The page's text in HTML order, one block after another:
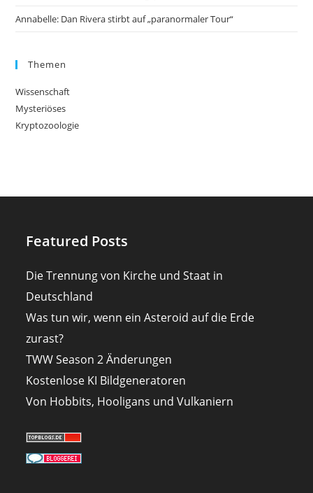
Annabelle: Dan Rivera stirbt auf „paranormaler Tour“
Themen
Wissenschaft
Mysteriöses
Kryptozoologie
Featured Posts
Die Trennung von Kirche und Staat in
Deutschland
Was tun wir, wenn ein Asteroid auf die Erde
zurast?
TWW Season 2 Änderungen
Kostenlose KI Bildgeneratoren
Von Hobbits, Hooligans und Vulkaniern